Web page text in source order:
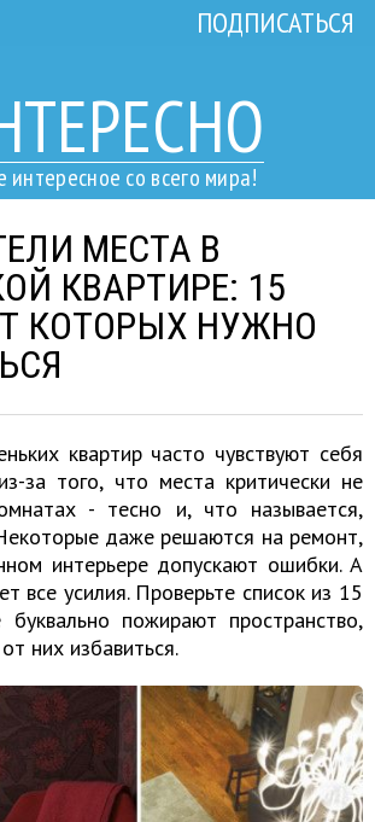
интересное со всего мира!
ПОДПИСАТЬСЯ
МЕСТА В
КВАРТИРЕ: 15
КОТОРЫХ НУЖНО
квартир часто чувствуют себя
за того, что места критически не
- тесно и, что называется,
даже решаются на ремонт,
интерьере допускают ошибки. А
все усилия. Проверьте список из 15
пожирают пространство,
них избавиться.